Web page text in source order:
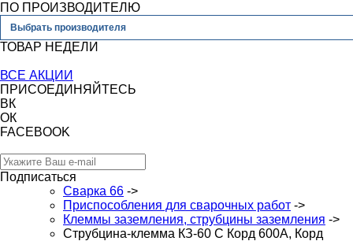
ПО ПРОИЗВОДИТЕЛЮ
Выбрать производителя
ТОВАР НЕДЕЛИ
ВСЕ АКЦИИ
ПРИСОЕДИНЯЙТЕСЬ
ВК
ОК
FACEBOOK
Подписаться
Сварка 66 ->
Приспособления для сварочных работ ->
Клеммы заземления, струбцины заземления ->
Струбцина-клемма КЗ-60 С Корд 600А, Корд